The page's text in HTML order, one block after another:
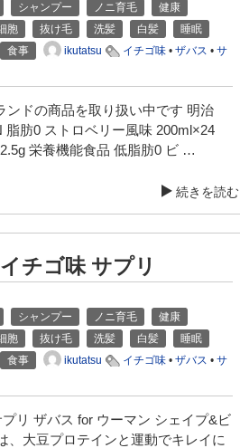
シャンプー ノニ育毛
健康
胞 抜け毛 洗髪 白髪
睡眠
食事 ikutatsu イチゴ味 •ザバス •サ
ンドの商品を取り扱い中です 明治
脂肪0 ストロベリー風味 200ml×24
栄養機能食品 低脂肪0 ビ …
続きを読む
チゴ味 サプリ
シャンプー ノニ育毛
健康
胞 抜け毛 洗髪 白髪
睡眠
食事 ikutatsu イチゴ味 •ザバス •サ
リ ザバス for ウーマン シェイプ&ビ
、大豆プロテインと運動でキレイに